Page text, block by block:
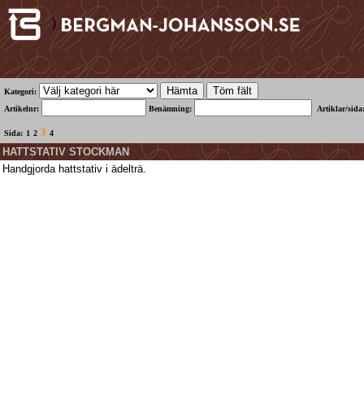
)
Kategori:
Artikelnr:
Benämning: Artiklar/sida:
Sida: 1 2 3 4
HATTSTATIV STOCKMAN
Handgjorda hattstativ i ädelträ.